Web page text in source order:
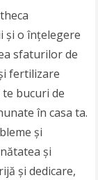
și o înțelegere
sfaturilor de
fertilizare
bucuri de
în casa ta.
și
și
și dedicare,